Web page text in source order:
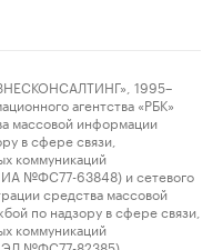
1995–
агентства «РБК»
массовой информации
в сфере связи,
коммуникаций
ИА №ФС77-63848) и сетевого
средства массовой
по надзору в сфере связи,
коммуникаций